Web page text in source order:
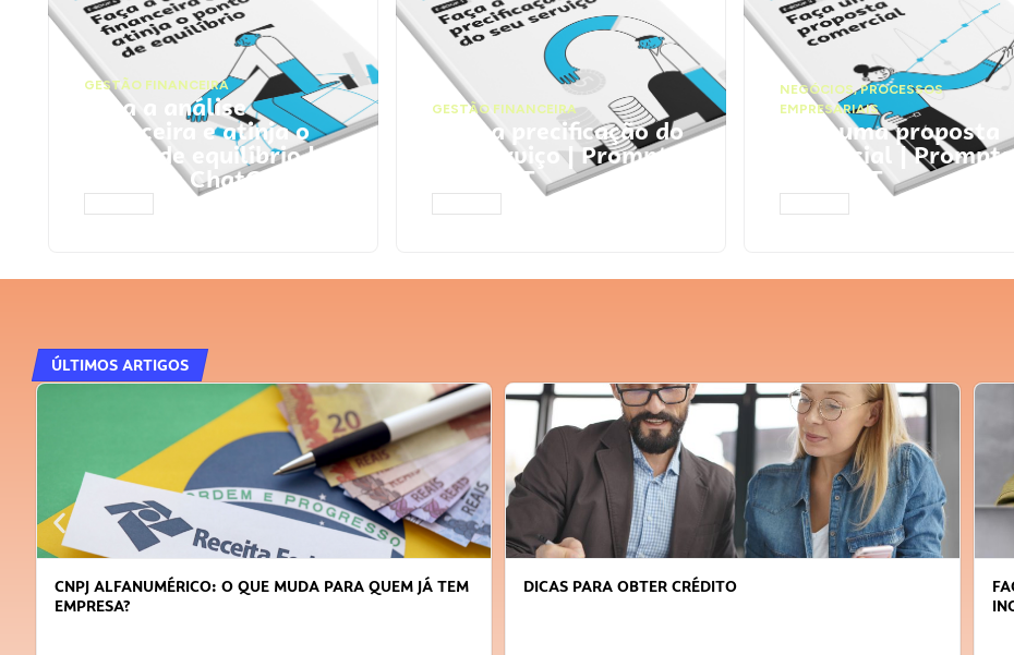
GESTÃO FINANCEIRA
Faça a análise
financeira e atinja o
ponto de equilíbrio |
Prompts ChatGPT
GESTÃO FINANCEIRA
Faça a precificação do
seu serviço | Prompts
ChatGPT
NEGÓCIOS,PROCESSOS
EMPRESARIAIS
Faça uma proposta
comercial | Prompts
ChatGPT
ÚLTIMOS ARTIGOS
QUEM JÁ TEM DICAS PARA OBTER CRÉDITO
FAÇA A DIFERENÇA: SEJA SUSTENTÁVEL, SEJA